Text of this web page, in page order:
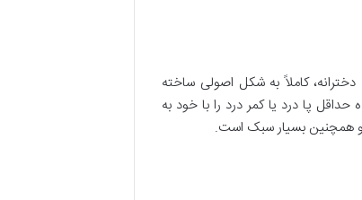
کاملاً به شکل اصولی ساخته
پا درد یا کمر درد را با خود به
و همچنین بسیار سبک است.